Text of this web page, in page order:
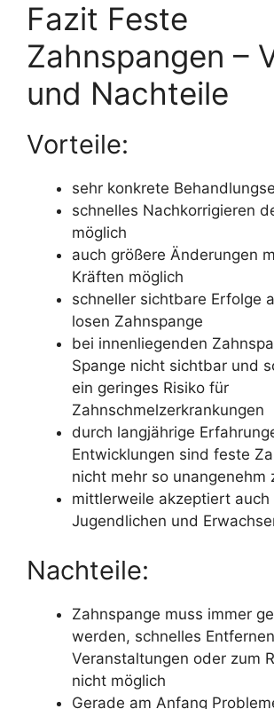
Fazit Feste
Zahnspangen –
und Nachteile
Vorteile:
sehr konkrete
schnelles Nachkorrigieren
möglich
auch größere Änderungen
Kräften möglich
schneller sichtbare Erfolge
losen Zahnspange
bei innenliegenden
Spange nicht sichtbar und
ein geringes Risiko für
Zahnschmelzerkrankungen
durch langjährige
Entwicklungen sind feste
nicht mehr so unangenehm
mittlerweile akzeptiert auch
Jugendlichen und
Nachteile:
Zahnspange muss immer
werden, schnelles
Veranstaltungen oder zum
nicht möglich
Gerade am Anfang